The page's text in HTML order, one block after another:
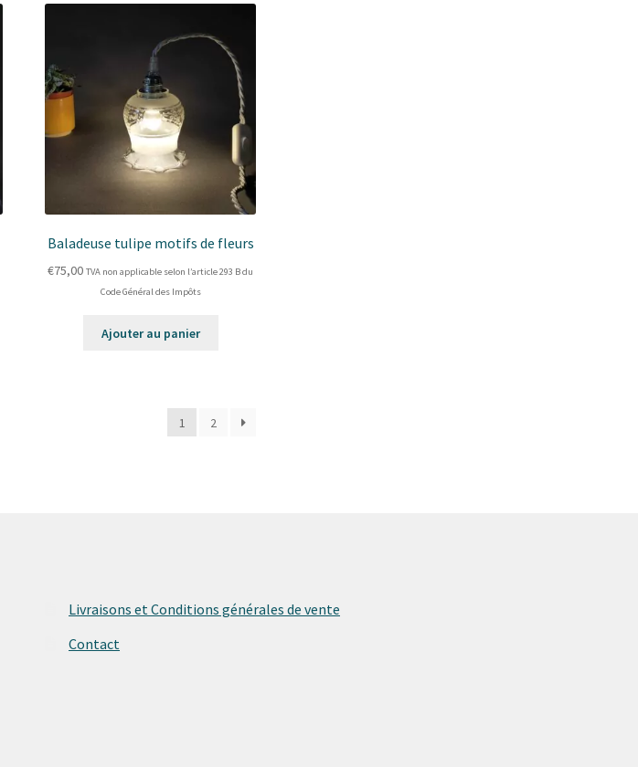
Baladeuse tulipe motifs de fleurs
€75,00 TVA non applicable selon l’article 293 B du
Code Général des Impôts
Ajouter au panier
1 2
Livraisons et Conditions générales de vente
Contact